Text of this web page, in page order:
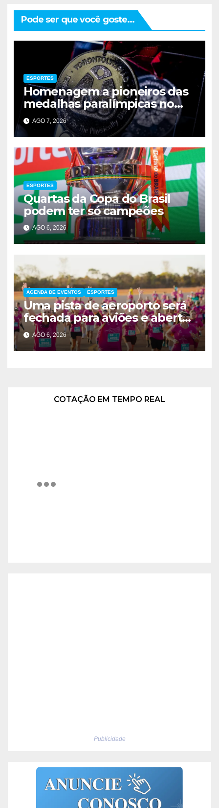
Pode ser que você goste...
ESPORTES
Homenagem a pioneiros das
medalhas paralímpicas no
Brasil
AGO 7, 2026
ESPORTES
Quartas da Copa do Brasil
podem ter só campeões
AGO 6, 2026
AGENDA DE EVENTOS ESPORTES
Uma pista de aeroporto será
fechada para aviões e aberta
a corredores neste sábado
em Brasília
AGO 6, 2026
COTAÇÃO EM TEMPO REAL
Publicidade